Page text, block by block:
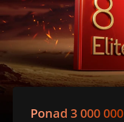
Ponad 3 000 000